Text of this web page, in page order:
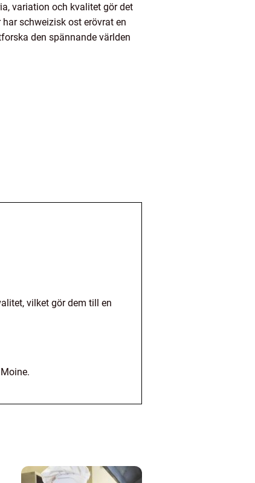
variation och kvalitet gör det
schweizisk ost erövrat en
den spännande världen
vilket gör dem till en